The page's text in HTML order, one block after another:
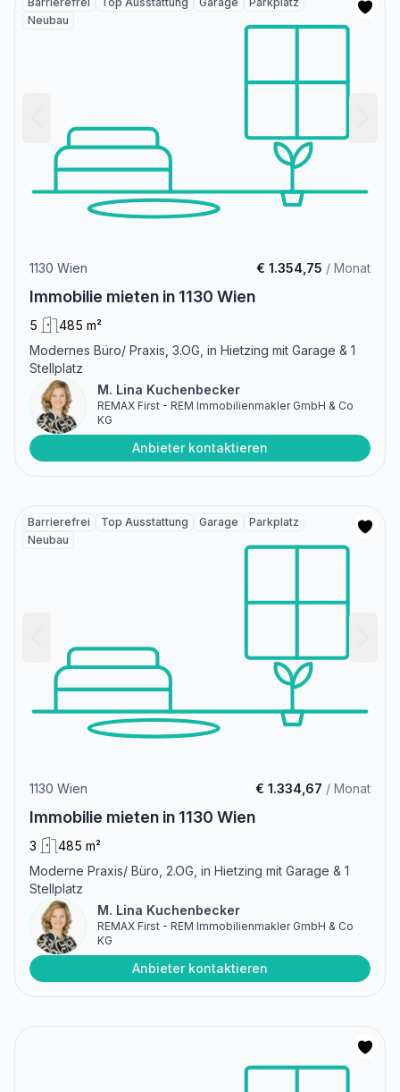
Neubau
1130 Wien € 1.354,75 / Monat
Immobilie mieten in 1130 Wien
5
485 m²
Modernes Büro/ Praxis, 3.OG, in Hietzing mit Garage & 1
Stellplatz
M. Lina Kuchenbecker
REMAX First - REM Immobilienmakler GmbH & Co
KG
Anbieter kontaktieren
Barrierefrei Top Ausstattung Garage
Parkplatz
Neubau
1130 Wien € 1.334,67 / Monat
Immobilie mieten in 1130 Wien
3
485 m²
Moderne Praxis/ Büro, 2.OG, in Hietzing mit Garage & 1
Stellplatz
M. Lina Kuchenbecker
REMAX First - REM Immobilienmakler GmbH & Co
KG
Anbieter kontaktieren